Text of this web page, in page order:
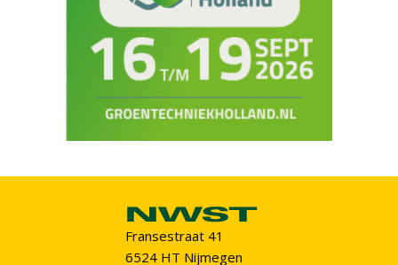
Fransestraat 41
6524 HT Nijmegen